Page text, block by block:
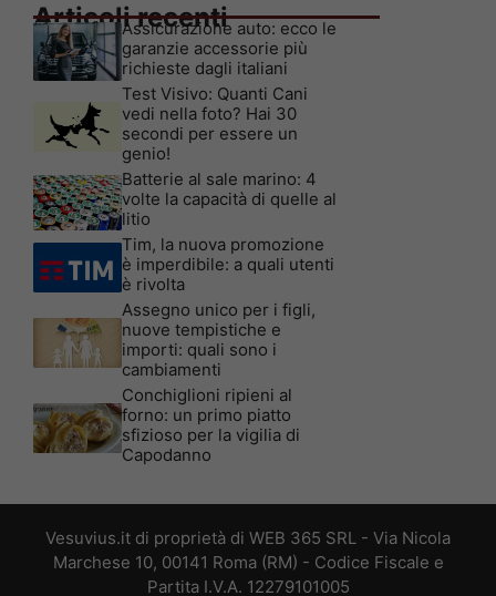
Articoli recenti
Assicurazione auto: ecco le
garanzie accessorie più
richieste dagli italiani
Test Visivo: Quanti Cani
vedi nella foto? Hai 30
secondi per essere un
genio!
Batterie al sale marino: 4
volte la capacità di quelle al
litio
Tim, la nuova promozione
è imperdibile: a quali utenti
è rivolta
Assegno unico per i figli,
nuove tempistiche e
importi: quali sono i
cambiamenti
Conchiglioni ripieni al
forno: un primo piatto
sfizioso per la vigilia di
Capodanno
Vesuvius.it di proprietà di WEB 365 SRL - Via Nicola
Marchese 10, 00141 Roma (RM) - Codice Fiscale e
Partita I.V.A. 12279101005